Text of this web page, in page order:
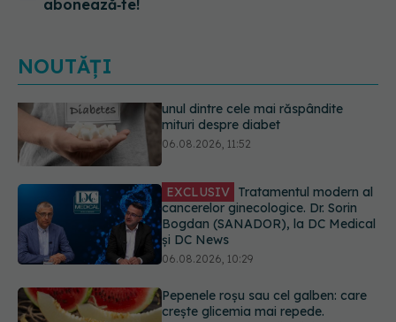
abonează‑te!
NOUTĂȚI
EXCLUSIV Tratamentul modern al
cancerelor ginecologice. Dr. Sorin
06.08.2026, 10:29
Pepenele roșu sau cel galben: care
crește glicemia mai repede.
Răspunsul unui medic diabetolog